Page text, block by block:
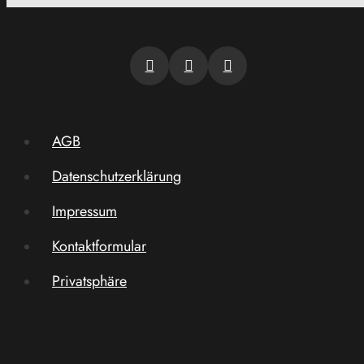
AGB
Datenschutzerklärung
Impressum
Kontaktformular
Privatsphäre